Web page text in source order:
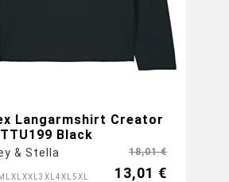
Langarmshirt Creator
Black
& Stella
M XL XXL 3XL 4XL 5XL
18,01 €
13,01 €